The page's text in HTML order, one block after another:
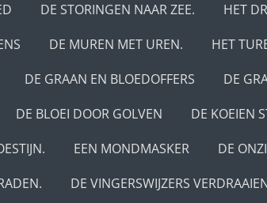
DE STORINGEN NAAR ZEE.
HET
DE MUREN MET UREN.
HET
DE GRAAN EN BLOEDOFFERS
DE
DE BLOEI DOOR GOLVEN
DE KOEIEN
EEN MONDMASKER
DE
DE VINGERSWIJZERS